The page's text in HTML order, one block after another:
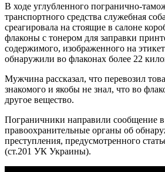
В ходе углубленного погранично-
транспортного средства служебная
среагировала на стоящие в салоне
флаконы с тонером для заправки
содержимого, изображенного на
обнаружили во флаконах более 22
Мужчина рассказал, что перевозил
знакомого и якобы не знал, что во
другое вещество.
Пограничники направили сообщение
правоохранительные органы об
преступления, предусмотренного
(ст.201 УК Украины).